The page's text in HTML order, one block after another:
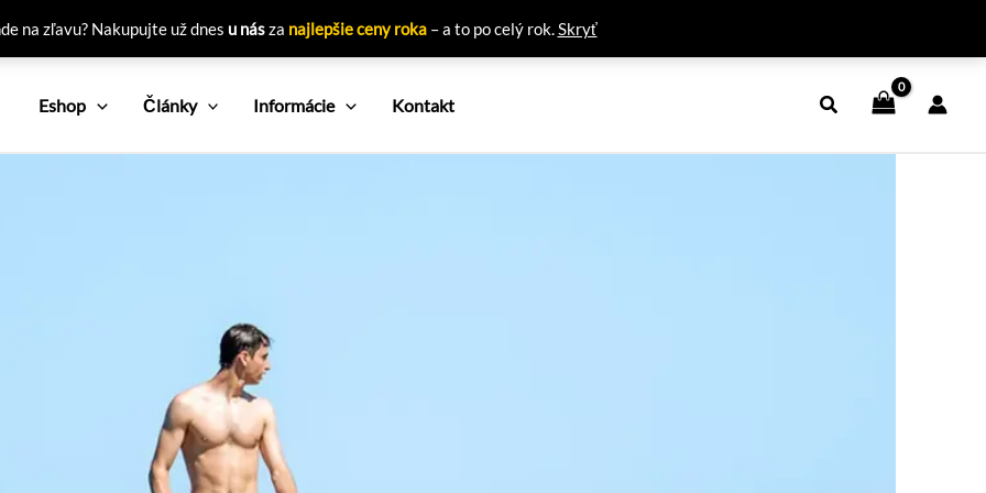
na zľavu? Nakupujte už dnes u násza najlepšie ceny roka– a to po celý rok.Skryť
Eshop Články Informácie Kontakt